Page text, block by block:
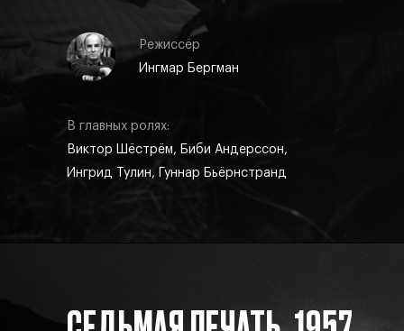
В главных ролях:
Виктор Шёстрём, Биби Андерссон,
Ингрид Тулин, Гуннар Бьёрнстранд
Режиссёр
Ингмар Бергман